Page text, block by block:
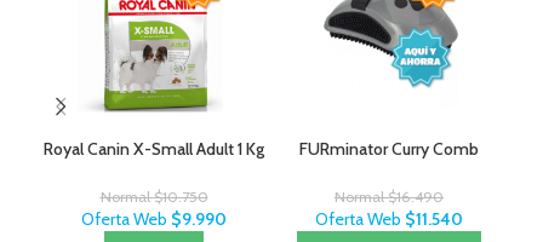
Royal Canin X-Small Adult 1 Kg
Normal$10.750
Oferta Web $9.990
FURminator Curry Comb
Normal$16.490
Oferta Web $11.540